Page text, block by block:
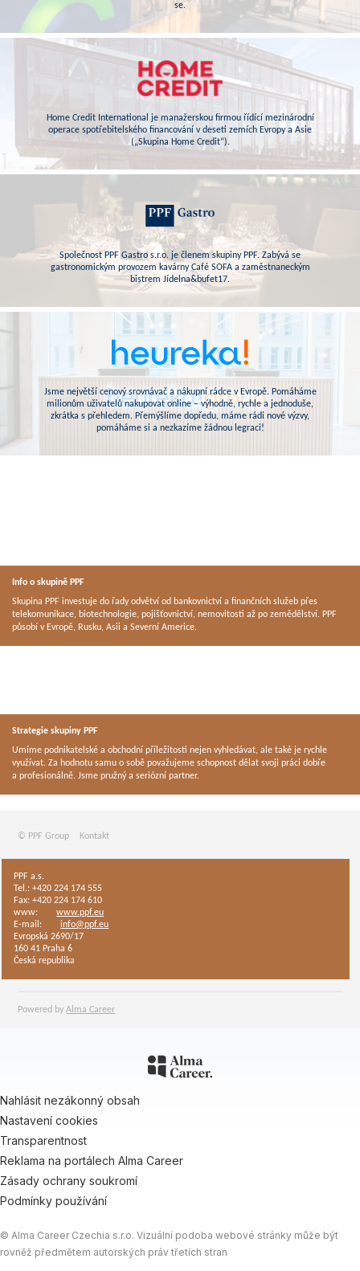
se.
Home Credit International je manažerskou firmou řídící mezinárodní
operace spotřebitelského financování v deseti zemích Evropy a Asie
(„Skupina Home Credit“).
Společnost PPF Gastro s.r.o. je členem skupiny PPF. Zabývá se
gastronomickým provozem kavárny Café SOFA a zaměstnaneckým
bistrem Jídelna&bufet17.
Jsme největší cenový srovnávač a nákupní rádce v Evropě. Pomáháme
milionům uživatelů nakupovat online – výhodně, rychle a jednoduše,
zkrátka s přehledem. Přemýšlíme dopředu, máme rádi nové výzvy,
pomáháme si a nezkazíme žádnou legraci!
Info o skupině PPF
Skupina PPF investuje do řady odvětví od bankovnictví a finančních služeb přes
telekomunikace, biotechnologie, pojišťovnictví, nemovitosti až po zemědělství. PPF
působí v Evropě, Rusku, Asii a Severní Americe.
Strategie skupiny PPF
Umíme podnikatelské a obchodní příležitosti nejen vyhledávat, ale také je rychle
využívat. Za hodnotu samu o sobě považujeme schopnost dělat svoji práci dobře
a profesionálně. Jsme pružný a seriózní partner.
© PPF Group Kontakt
PPF a.s.
Tel.: +420 224 174 555
Fax: +420 224 174 610
www:
www.ppf.eu
E-mail:
info@ppf.eu
Evropská 2690/17
160 41 Praha 6
Česká republika
Powered byAlma Career
Nahlásit nezákonný obsah
Nastavení cookies
Transparentnost
Reklama na portálech Alma Career
Zásady ochrany soukromí
Podmínky používání
© Alma Career Czechia s.r.o. Vizuální podoba webové stránky může být
rovněž předmětem autorských práv třetích stran